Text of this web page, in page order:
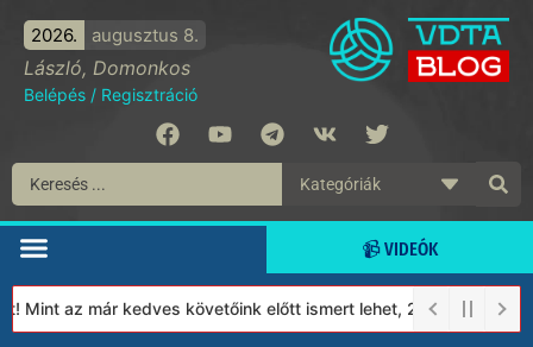
2026. augusztus 8.
László, Domonkos
Belépés / Regisztráció
📹 VIDEÓK
az már kedves követőink előtt ismert lehet, 2023-tól a